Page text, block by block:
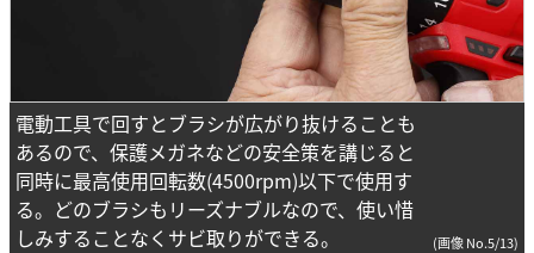
電動工具で回すとブラシが広がり抜けることも
あるので、保護メガネなどの安全策を講じると
同時に最高使用回転数(4500rpm)以下で使用す
る。どのブラシもリーズナブルなので、使い惜
しみすることなくサビ取りができる。
(画像 No.5/13)